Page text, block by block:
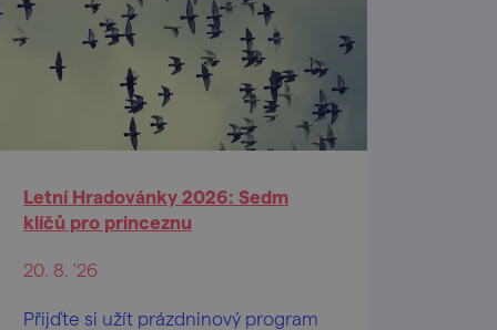
Letní Hradovánky 2026: Sedm
klíčů pro princeznu
20. 8. '26
Přijďte si užít prázdninový program